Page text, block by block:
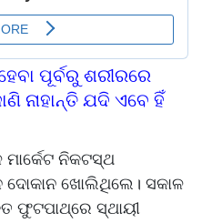
ପୂର୍ବରୁ ଶରୀରରେ
ନାହାନ୍ତି ଯଦି ଏବେ ହିଁ
ମାର୍କେଟ ନିକଟସ୍ଥ
ଦୋକାନ ଖୋଲିଥିଲେ। ସକାଳ
ଫୁଟପାଥ୍‌‌ରେ ସ୍ଥାୟୀ